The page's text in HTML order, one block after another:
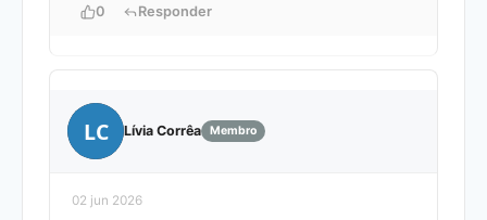
0 Responder
LC Lívia Corrêa Membro
02 jun 2026